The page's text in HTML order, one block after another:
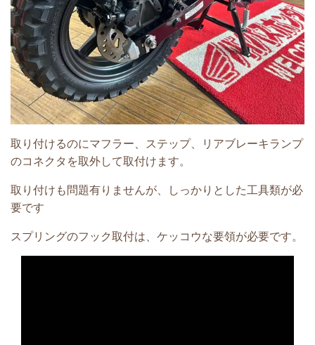
取り付けるのにマフラー、ステップ、リアブレーキランプ
のコネクタを取外して取付けます。
取り付けも問題有りませんが、しっかりとした工具類が必
要です
スプリングのフック取付は、ケッコウな要領が必要です。